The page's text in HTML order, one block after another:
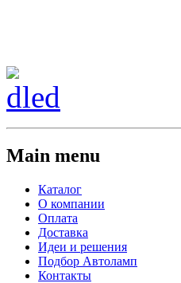
Main menu
Каталог
О компании
Оплата
Доставка
Идеи и решения
Подбор Автоламп
Контакты